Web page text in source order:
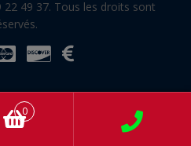
22 49 37. Tous les droits sont
0